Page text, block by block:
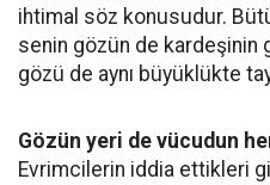
ihtimal söz konusudur.
senin gözün de kardeşinin
gözü de aynı büyüklükte
Gözün yeri de vücudun
Evrimcilerin iddia ettikleri